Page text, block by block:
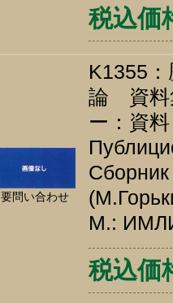
税込価
要問い合わせ
K1355
論 資料
ー：資
М.:
税込価